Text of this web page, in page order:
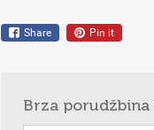
Share Pin it
Brza porudžbina